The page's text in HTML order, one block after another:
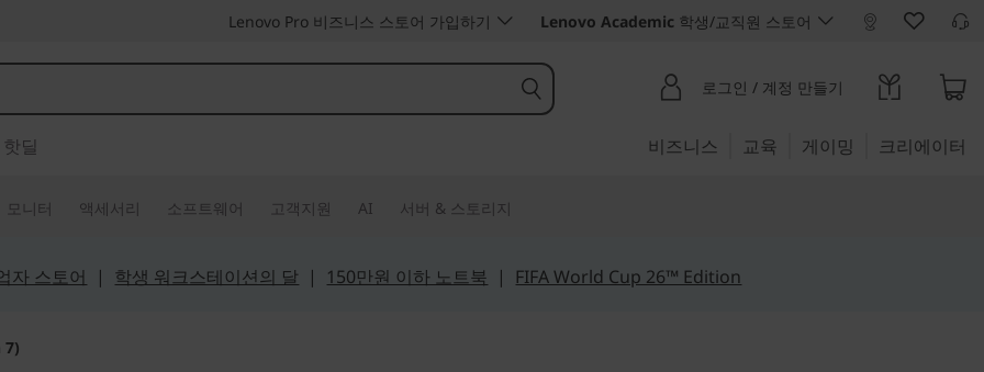
Lenovo Pro 비즈니스 스토어 가입하기 Lenovo Academic 학생/교직원 스토어
로그인 / 계정 만들기
핫딜 비즈니스 교육 게이밍 크리에이터
모니터 액세서리 소프트웨어 고객지원 AI 서버 & 스토리지
자 스토어 | 학생 워크스테이션의 달 | 150만원 이하 노트북 | FIFA World Cup 26™ Edition
7)